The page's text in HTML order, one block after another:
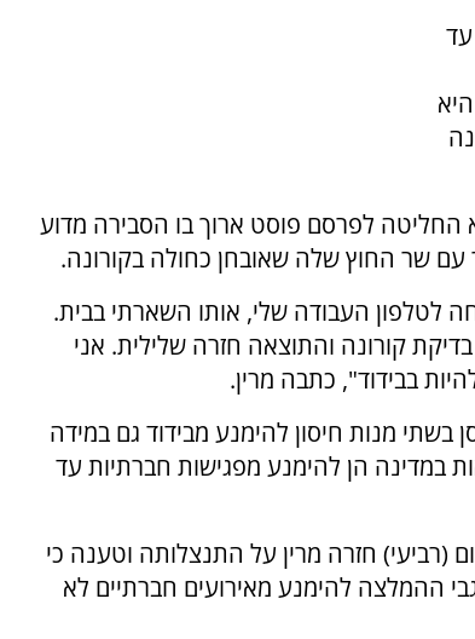
החליטה לפרסם פוסט ארוך בו הסבירה מדוע
שר החוץ שלה שאובחן כחולה בקורונה.
לטלפון העבודה שלי, אותו השארתי בבית.
קורונה והתוצאה חזרה שלילית. אני
בבידוד", כתבה מרין.
מנות חיסון להימנע מבידוד גם במידה
במדינה הן להימנע מפגישות חברתיות עד
(רביעי) חזרה מרין על התנצלותה וטענה כי
ההמלצה להימנע מאירועים חברתיים לא